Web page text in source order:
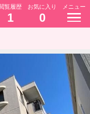
覧履歴
1
お気に入り
0
メニュー